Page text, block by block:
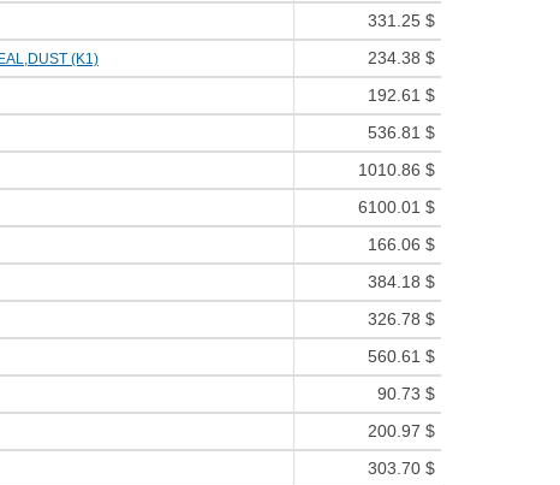
331.25 $
(K1) 234.38 $
192.61 $
536.81 $
1010.86 $
6100.01 $
166.06 $
384.18 $
326.78 $
560.61 $
90.73 $
200.97 $
303.70 $